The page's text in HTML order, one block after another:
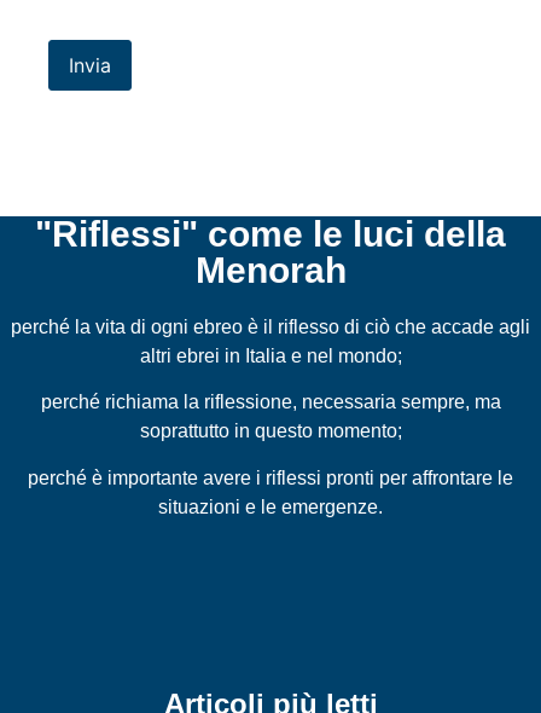
Invia
"Riflessi" come le luci della
Menorah
perché la vita di ogni ebreo è il riflesso di ciò che accade agli
altri ebrei in Italia e nel mondo;
perché richiama la riflessione, necessaria sempre, ma
soprattutto in questo momento;
perché è importante avere i riflessi pronti per affrontare le
situazioni e le emergenze.
Articoli più letti